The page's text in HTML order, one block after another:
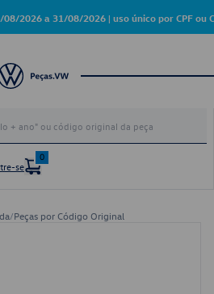
08/2026 a 31/08/2026 | uso único por CPF ou
se
0
/Peças por Código Original